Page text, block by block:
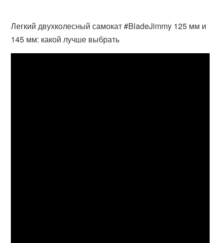
Легкий двухколесный самокат #BladeJimmy 125 мм и
145 мм: какой лучше выбрать